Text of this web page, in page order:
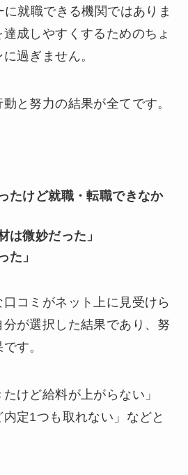
に就職できる機関ではありま
成しやすくするためのちょ
過ぎません。
と努力の結果が全てです。
たけど就職・転職できなか
は微妙だった」
た」
コミがネット上に見受けら
が選択した結果であり、努
す。
たけど給料が上がらない」
内定1つも取れない」などと